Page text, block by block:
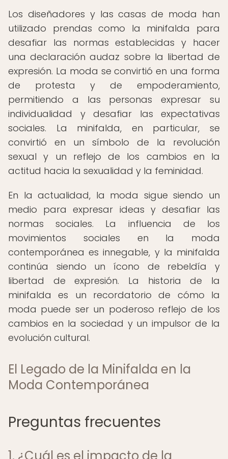
Los diseñadores y las casas de moda han
utilizado prendas como la minifalda para
desafiar las normas establecidas y hacer
una declaración audaz sobre la libertad de
expresión. La moda se convirtió en una forma
de protesta y de empoderamiento,
permitiendo a las personas expresar su
individualidad y desafiar las expectativas
sociales. La minifalda, en particular, se
convirtió en un símbolo de la revolución
sexual y un reflejo de los cambios en la
actitud hacia la sexualidad y la feminidad.
En la actualidad, la moda sigue siendo un
medio para expresar ideas y desafiar las
normas sociales. La influencia de los
movimientos sociales en la moda
contemporánea es innegable, y la minifalda
continúa siendo un ícono de rebeldía y
libertad de expresión. La historia de la
minifalda es un recordatorio de cómo la
moda puede ser un poderoso reflejo de los
cambios en la sociedad y un impulsor de la
evolución cultural.
El Legado de la Minifalda en la
Moda Contemporánea
Preguntas frecuentes